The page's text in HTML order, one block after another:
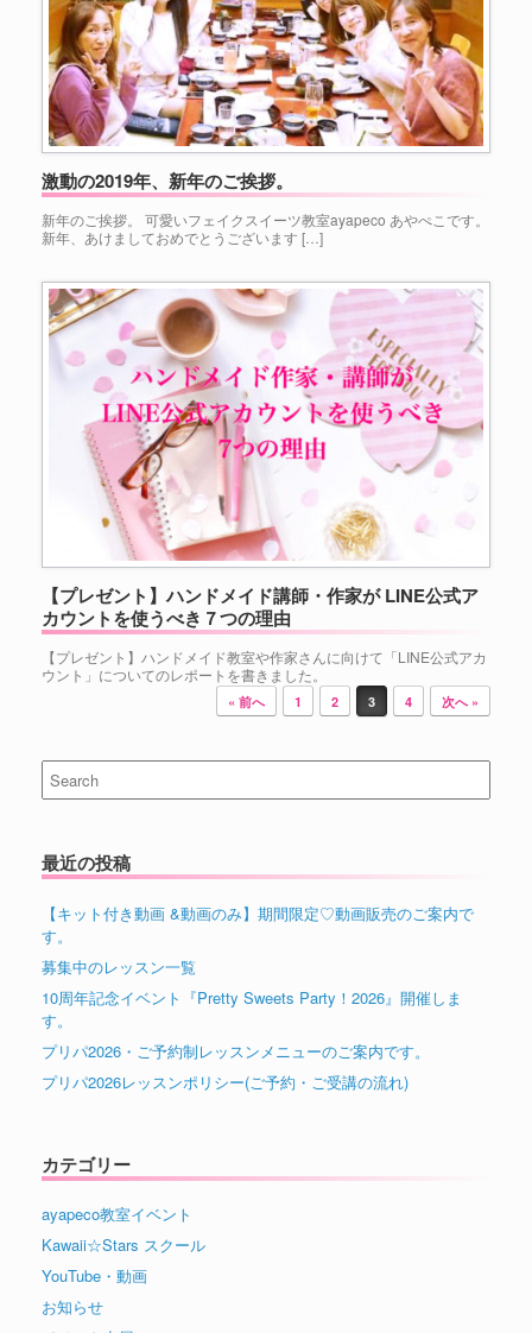
激動の2019年、新年のご挨拶。
新年のご挨拶。 可愛いフェイクスイーツ教室ayapeco あやぺこです。
新年、あけましておめでとうございます […]
【プレゼント】ハンドメイド講師・作家が LINE公式ア
カウントを使うべき７つの理由
【プレゼント】ハンドメイド教室や作家さんに向けて「LINE公式アカ
ウント」についてのレポートを書きました。
« 前へ 1 2 3 4 次へ »
Search
for:
最近の投稿
【キット付き動画 &動画のみ】期間限定♡動画販売のご案内で
す。
募集中のレッスン一覧
10周年記念イベント『Pretty Sweets Party！2026』開催しま
す。
プリパ2026・ご予約制レッスンメニューのご案内です。
プリパ2026レッスンポリシー(ご予約・ご受講の流れ)
カテゴリー
ayapeco教室イベント
Kawaii☆Stars スクール
YouTube・動画
お知らせ